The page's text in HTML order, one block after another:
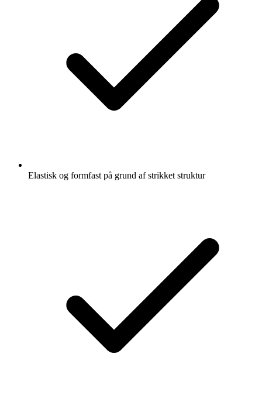
Elastisk og formfast på grund af strikket struktur